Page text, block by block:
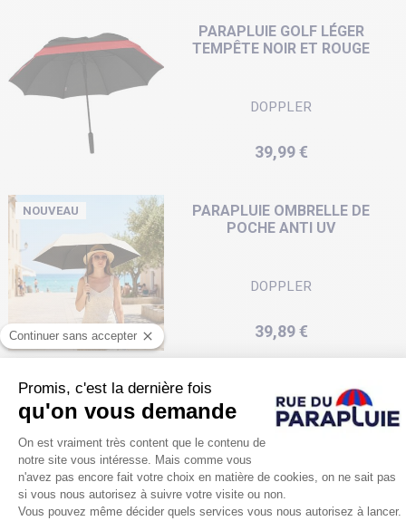
PARAPLUIE GOLF LÉGER
TEMPÊTE NOIR ET ROUGE
DOPPLER
Prix
39,99 €
PARAPLUIE OMBRELLE DE
POCHE ANTI UV
DOPPLER
Prix
39,89 €
NOUVEAU
PARAPLUIE PLIANT
AUTOMATIQUE DÉGRADÉ DE
BLEU
DOPPLER
Prix
42,00 €